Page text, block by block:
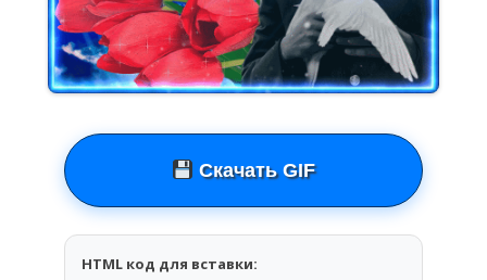
Скачать GIF
HTML код для вставки: